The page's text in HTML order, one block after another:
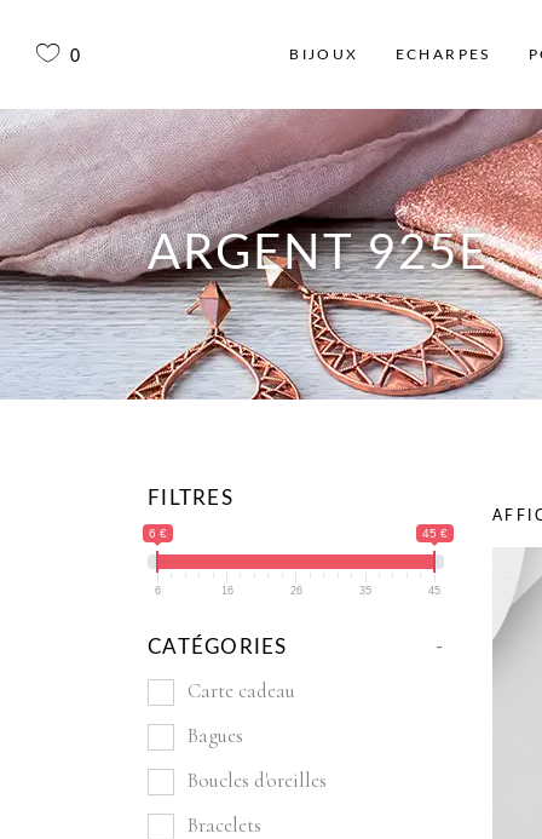
0 BIJOUX ECHARPES
ARGENT 925E
FILTRES
6 € 45 €
6 16 26 35 45
CATÉGORIES -
Carte cadeau
Bagues
Boucles d'oreilles
Bracelets